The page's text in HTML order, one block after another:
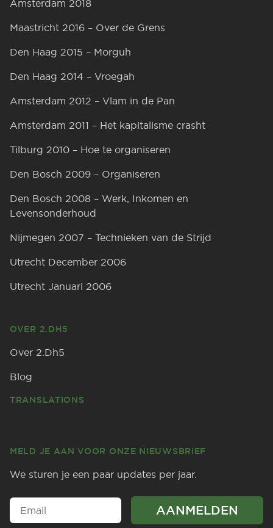
Amsterdam 2018
Maastricht 2016 – Over de Grens
Den Haag 2015 – Morguh
Den Haag 2014 – Vroegah
Amsterdam 2012 – Vlam in de Pan
Amsterdam 2011 – Het kapitalisme crasht
Tilburg 2010 – Hoe te organiseren
Den Bosch 2009 – Organiseren
Den Bosch 2008 – Werk, Inkomen en
Levensonderhoud
Nijmegen 2007 – Technieken van de Strijd
Utrecht December 2006
Utrecht Januari 2006
OVER 2.DH5
Over 2.Dh5
Blog
TRANSLATIONS
MELD JE AAN VOOR ONZE NIEUWSBRIEF
We sturen je een paar updates per jaar.